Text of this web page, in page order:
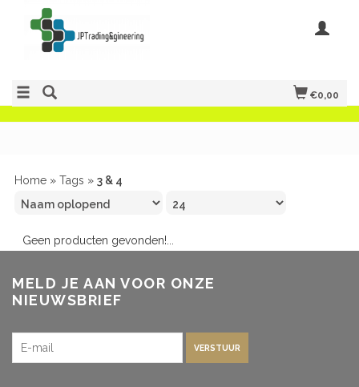
€0,00
Home » Tags » 3 & 4
Geen producten gevonden!...
MELD JE AAN VOOR ONZE
NIEUWSBRIEF
VERSTUUR